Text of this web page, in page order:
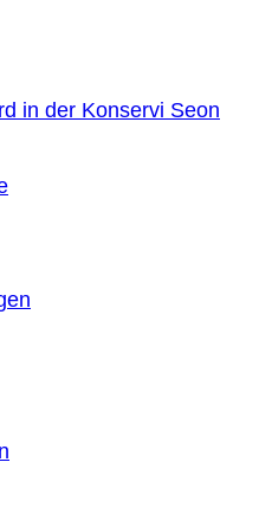
in der Konservi Seon